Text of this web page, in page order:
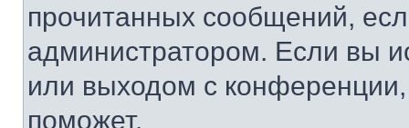
прочитанных сообщений,
администратором. Если вы
или выходом с
поможет.